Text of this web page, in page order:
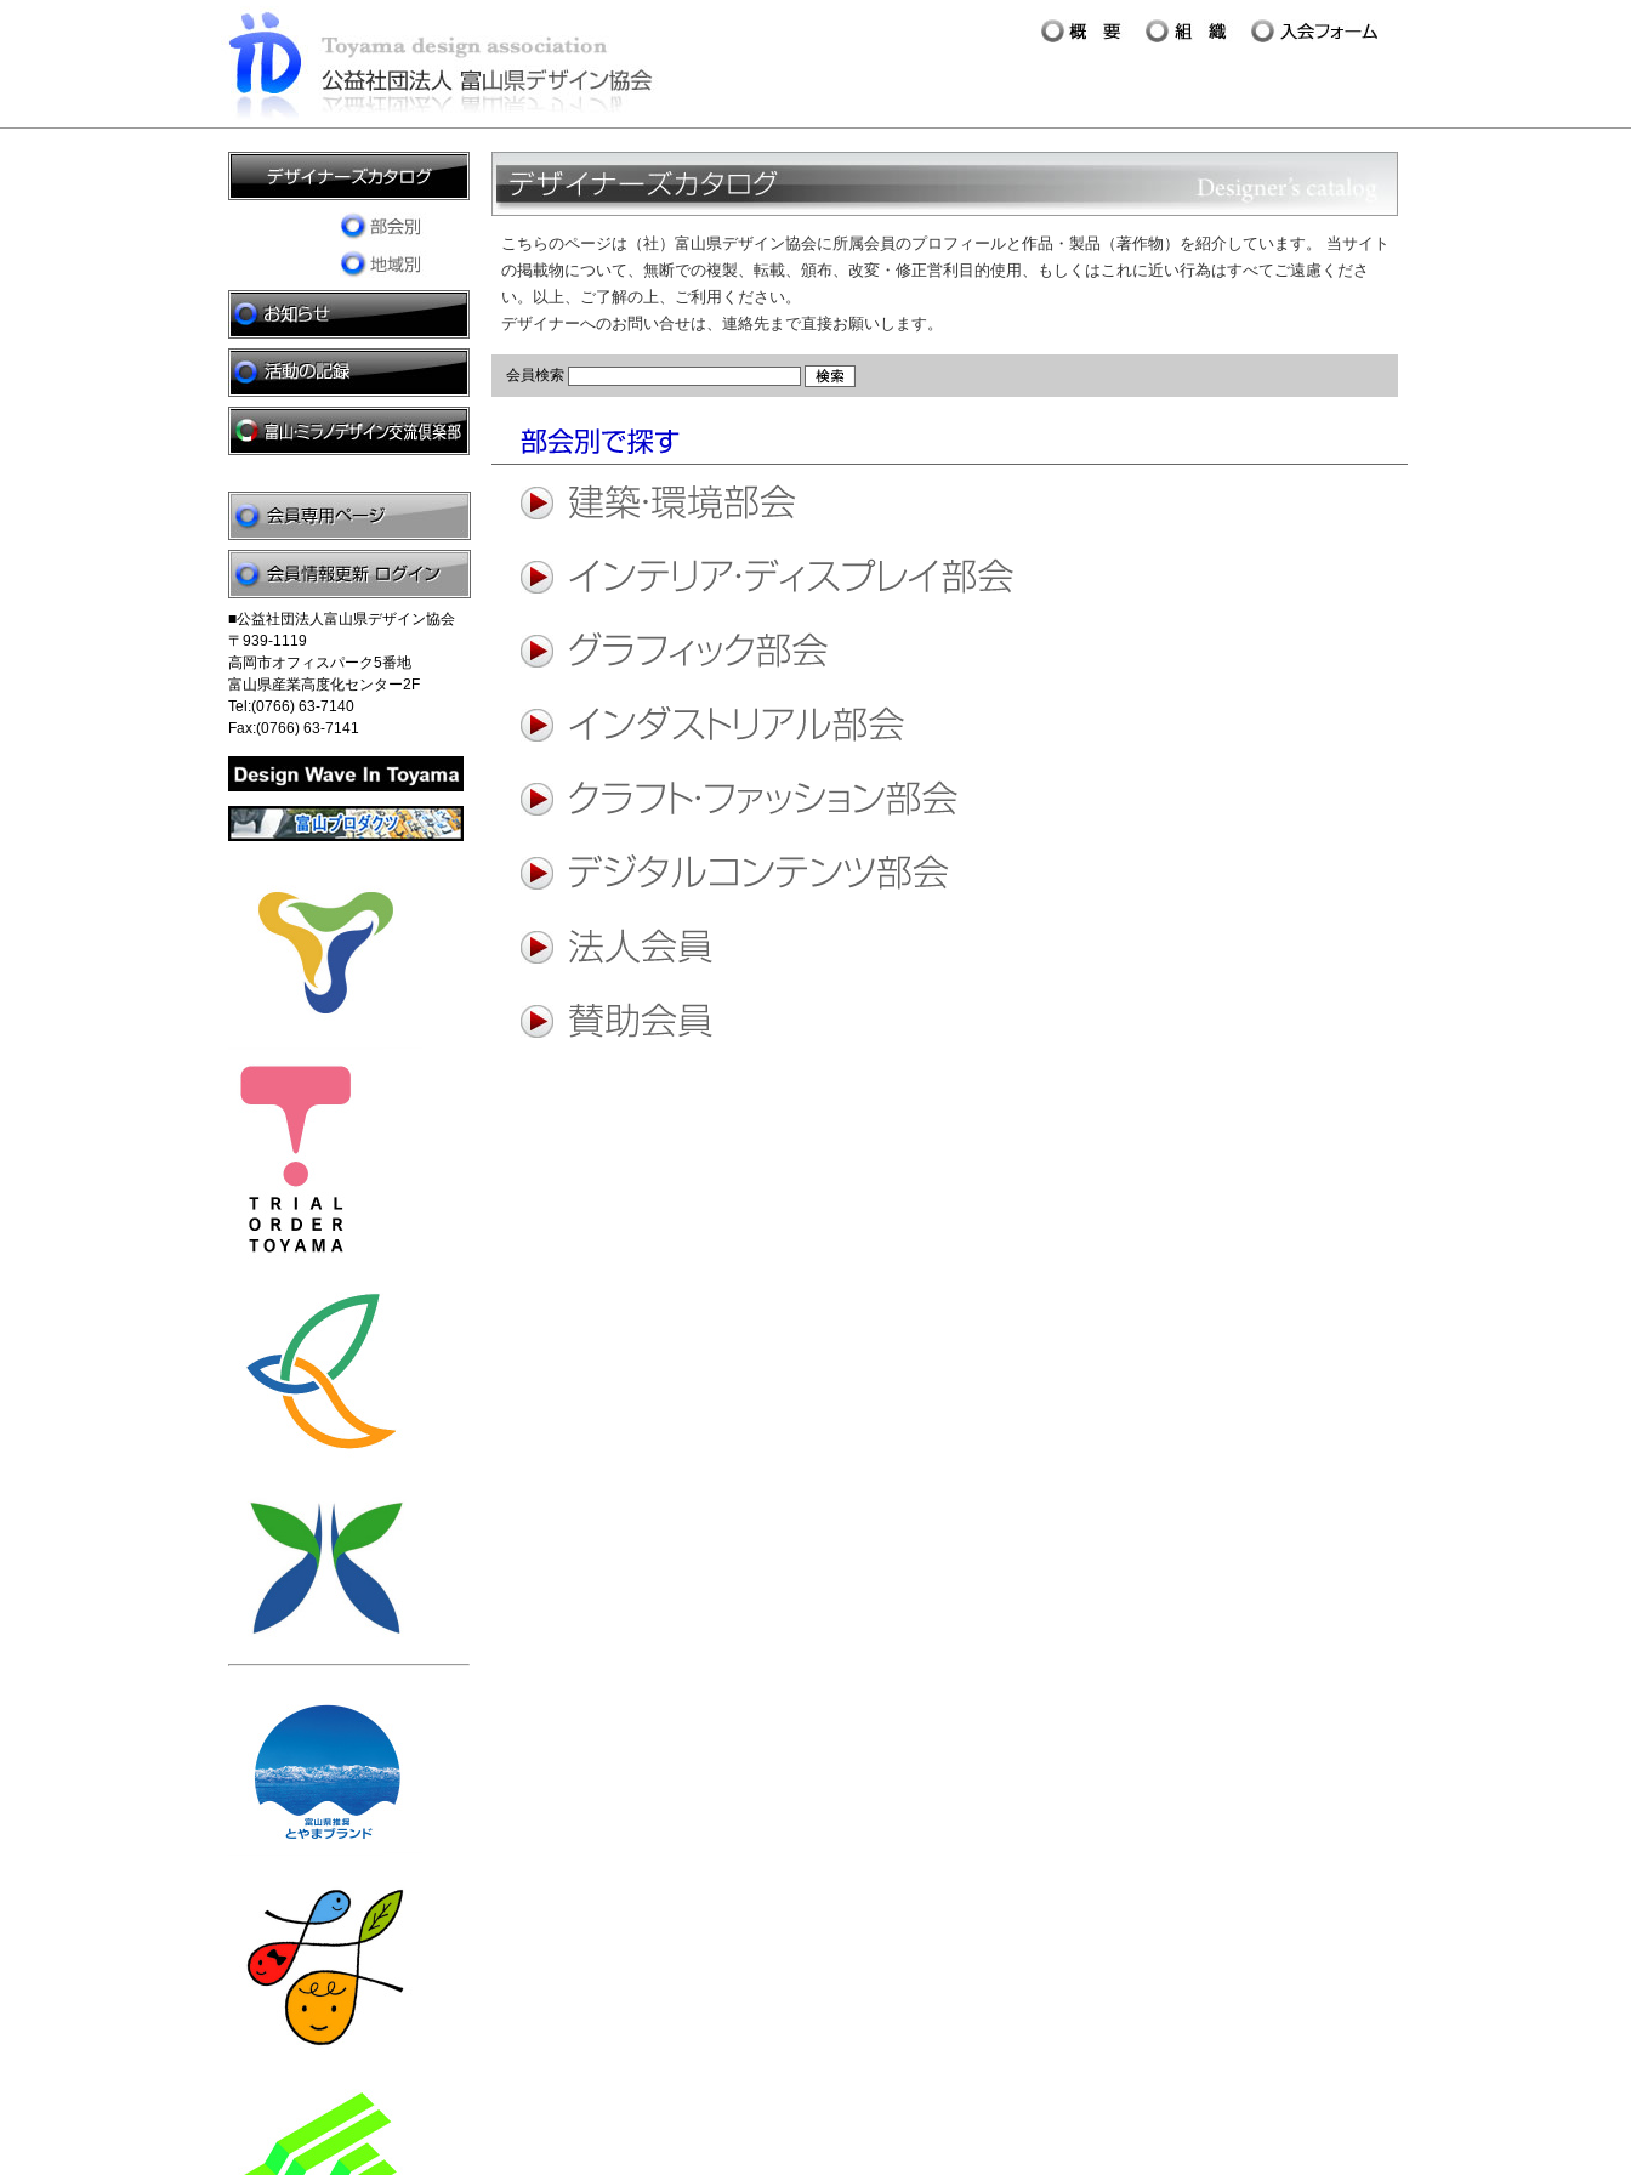
こちらのページは（社）富山県デザイン協会に所属会員のプロフィールと作品・製品（著作物）を紹介しています。 当サイト
の掲載物について、無断での複製、転載、頒布、改変・修正営利目的使用、もしくはこれに近い行為はすべてご遠慮くださ
い。以上、ご了解の上、ご利用ください。
デザイナーへのお問い合せは、連絡先まで直接お願いします。
会員検索
■公益社団法人富山県デザイン協会
〒939-1119
高岡市オフィスパーク5番地
富山県産業高度化センター2F
Tel:(0766) 63-7140
Fax:(0766) 63-7141